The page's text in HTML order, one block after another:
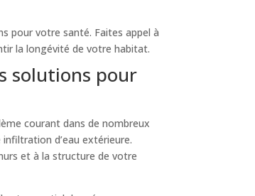
pour votre santé. Faites appel à
la longévité de votre habitat.
solutions pour
courant dans de nombreux
d’eau extérieure.
et à la structure de votre